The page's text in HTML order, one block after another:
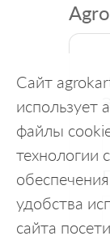
Сайт
использует
файлы
технологии
удобства
сайта